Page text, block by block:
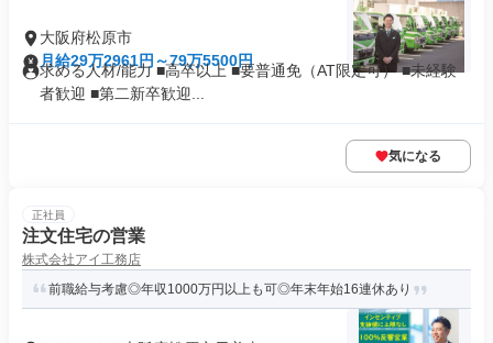
大阪府松原市
月給29万2961円～79万5500円
求める人材/能力 ■高卒以上 ■要普通免（AT限定可） ■未経験
者歓迎 ■第二新卒歓迎...
気になる
正社員
注文住宅の営業
株式会社アイ工務店
前職給与考慮◎年収1000万円以上も可◎年末年始16連休あり